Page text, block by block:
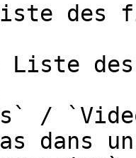
des
des
/
dans